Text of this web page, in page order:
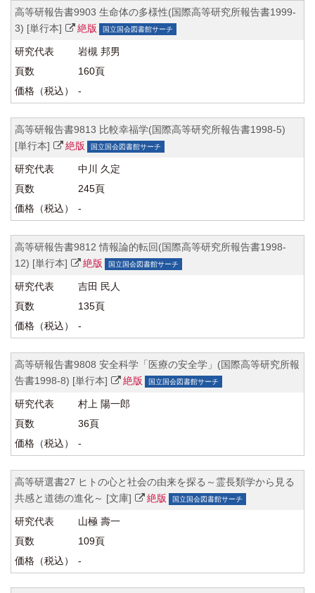
高等研報告書9903 生命体の多様性(国際高等研究所報告書1999-
3) [単行本]
絶版 国立国会図書館サーチ
岩槻 邦男
160頁
-
高等研報告書9813 比較幸福学(国際高等研究所報告書1998-5)
[単行本]
絶版 国立国会図書館サーチ
中川 久定
245頁
-
高等研報告書9812 情報論的転回(国際高等研究所報告書1998-
12) [単行本]
絶版 国立国会図書館サーチ
吉田 民人
135頁
-
高等研報告書9808 安全科学「医療の安全学」(国際高等研究所報
告書1998-8) [単行本]
絶版 国立国会図書館サーチ
村上 陽一郎
36頁
-
高等研選書27 ヒトの心と社会の由来を探る～霊長類学から見る
共感と道徳の進化～ [文庫]
絶版 国立国会図書館サーチ
山極 壽一
109頁
-